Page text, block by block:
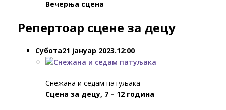
Вечерња сцена
Репертоар сценe за децу
Субота21 јануар 2023.12:00
Снежана и седам патуљака
Сцена за децу, 7 – 12 година